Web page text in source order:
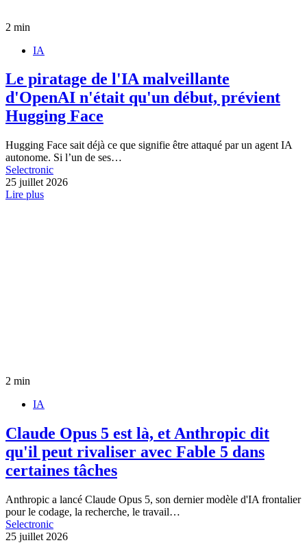
2 min
IA
Le piratage de l'IA malveillante
d'OpenAI n'était qu'un début, prévient
Hugging Face
Hugging Face sait déjà ce que signifie être attaqué par un agent IA
autonome. Si l’un de ses…
Selectronic
25 juillet 2026
Lire plus
2 min
IA
Claude Opus 5 est là, et Anthropic dit
qu'il peut rivaliser avec Fable 5 dans
certaines tâches
Anthropic a lancé Claude Opus 5, son dernier modèle d'IA frontalier
pour le codage, la recherche, le travail…
Selectronic
25 juillet 2026